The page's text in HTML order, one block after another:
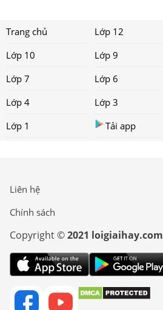
Trang chủ Lớp 12
Lớp 10
Lớp 9
Lớp 7
Lớp 6
Lớp 4
Lớp 3
Lớp 1
Tải app
Liên hệ
Chính sách
Copyright ©2021 loigiaihay.com